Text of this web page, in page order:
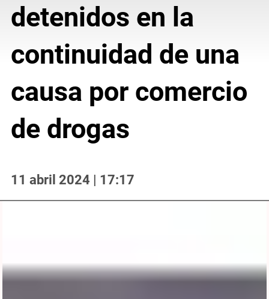
detenidos en la
continuidad de una
causa por comercio
de drogas
11 abril 2024 | 17:17